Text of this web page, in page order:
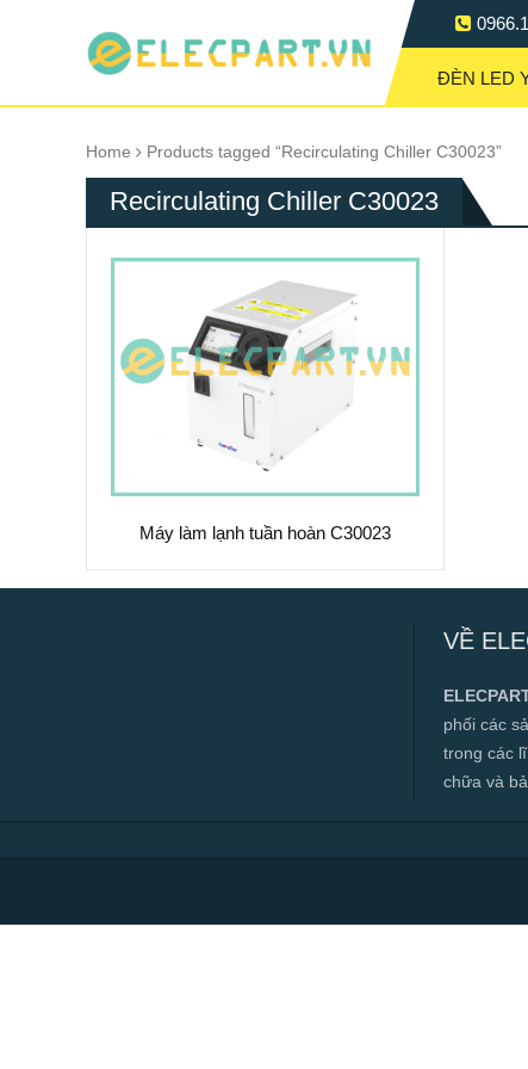
ĐÈN LED
Home Products tagged “Recirculating Chiller C30023”
Recirculating Chiller C30023
Máy làm lạnh tuần hoàn C30023
VỀ
phối các
trong các
chữa và